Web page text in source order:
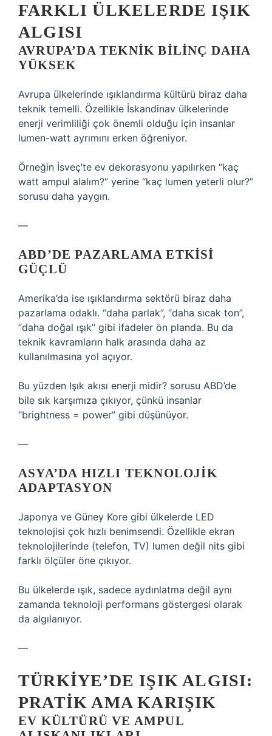
FARKLI ÜLKELERDE IŞIK
ALGISI
AVRUPA’DA TEKNIK BILINÇ DAHA
YÜKSEK
Avrupa ülkelerinde ışıklandırma kültürü biraz daha
teknik temelli. Özellikle İskandinav ülkelerinde
enerji verimliliği çok önemli olduğu için insanlar
lumen-watt ayrımını erken öğreniyor.
Örneğin İsveç’te ev dekorasyonu yapılırken “kaç
watt ampul alalım?” yerine “kaç lumen yeterli olur?”
sorusu daha yaygın.
—
ABD’DE PAZARLAMA ETKISI
GÜÇLÜ
Amerika’da ise ışıklandırma sektörü biraz daha
pazarlama odaklı. “daha parlak”, “daha sıcak ton”,
“daha doğal ışık” gibi ifadeler ön planda. Bu da
teknik kavramların halk arasında daha az
kullanılmasına yol açıyor.
Bu yüzden Işık akısı enerji midir? sorusu ABD’de
bile sık karşımıza çıkıyor, çünkü insanlar
“brightness = power” gibi düşünüyor.
—
ASYA’DA HIZLI TEKNOLOJIK
ADAPTASYON
Japonya ve Güney Kore gibi ülkelerde LED
teknolojisi çok hızlı benimsendi. Özellikle ekran
teknolojilerinde (telefon, TV) lumen değil nits gibi
farklı ölçüler öne çıkıyor.
Bu ülkelerde ışık, sadece aydınlatma değil aynı
zamanda teknoloji performans göstergesi olarak
da algılanıyor.
—
TÜRKIYE’DE IŞIK ALGISI:
PRATIK AMA KARIŞIK
EV KÜLTÜRÜ VE AMPUL